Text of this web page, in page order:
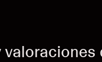
valoraciones